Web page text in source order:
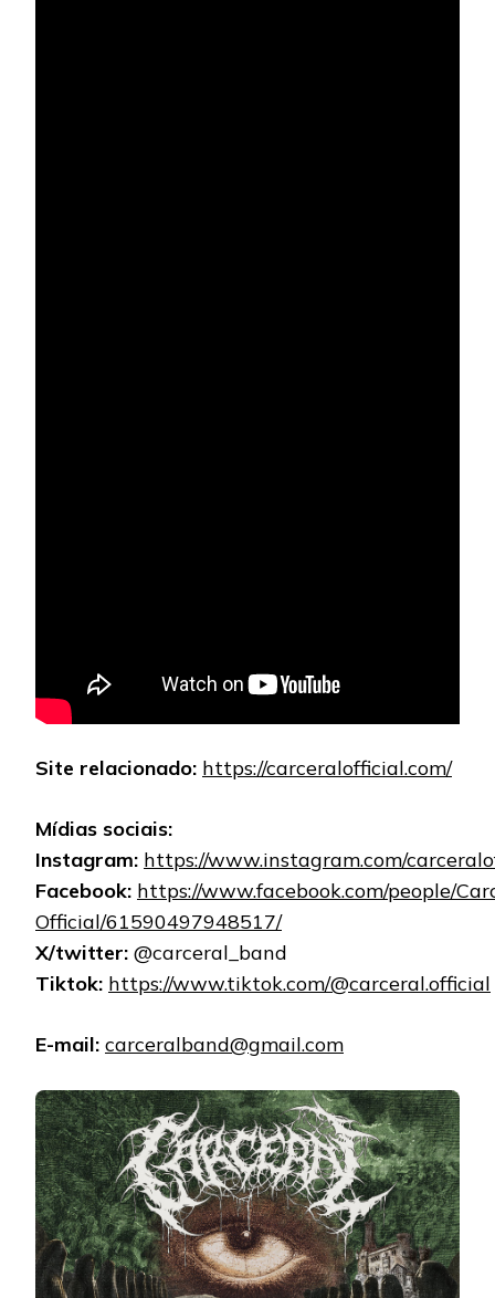
Site relacionado: https://carceralofficial.com/
Mídias sociais:
Instagram: https://www.instagram.com/
Facebook: https://www.facebook.com/people/
Official/61590497948517/
X/twitter: @carceral_band
Tiktok: https://www.tiktok.com/@carceral.official
E-mail: carceralband@gmail.com